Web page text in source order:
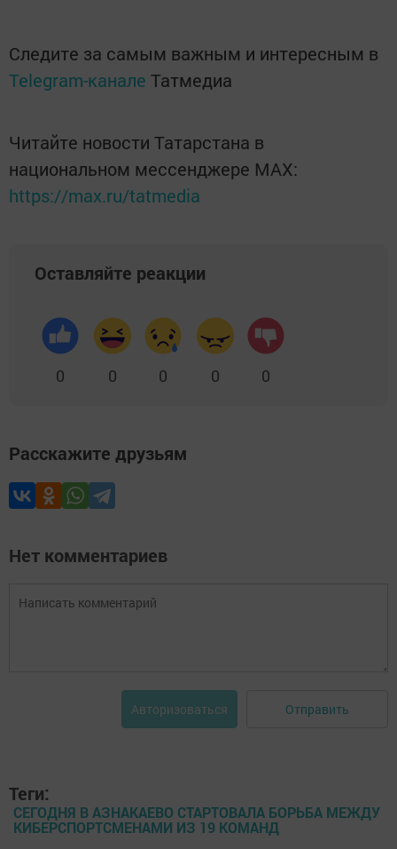
Следите за самым важным и интересным в
Telegram-канале Татмедиа
Читайте новости Татарстана в
национальном мессенджере MАХ:
https://max.ru/tatmedia
Оставляйте реакции
0 0 0 0 0
Расскажите друзьям
Нет комментариев
Авторизоваться Отправить
Теги:
СЕГОДНЯ В АЗНАКАЕВО СТАРТОВАЛА БОРЬБА МЕЖДУ
КИБЕРСПОРТСМЕНАМИ ИЗ 19 КОМАНД